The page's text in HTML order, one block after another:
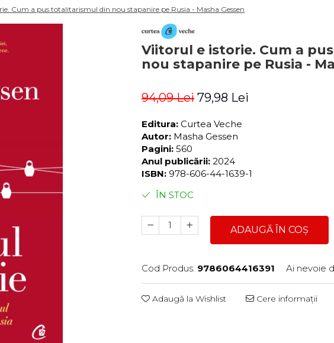
Cum a pus totalitarismul din nou stapanire pe Rusia - Masha Gessen
Viitorul e istorie. Cum a
nou stapanire pe Rusia -
94,09 Lei 79,98 Lei
Editura: Curtea Veche
Autor: Masha Gessen
Pagini: 560
Anul publicării: 2024
ISBN: 978-606-44-1639-1
ÎN STOC
ADAUGĂ ÎN COȘ
Cod Produs: 9786064416391 Ai nevoie
Adaugă la Wishlist Cere informații